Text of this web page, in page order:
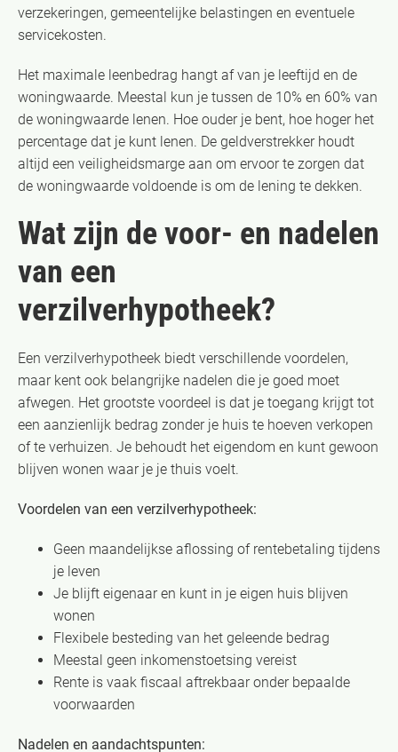
verzekeringen, gemeentelijke belastingen en eventuele
servicekosten.
Het maximale leenbedrag hangt af van je leeftijd en de
woningwaarde. Meestal kun je tussen de 10% en 60% van
de woningwaarde lenen. Hoe ouder je bent, hoe hoger het
percentage dat je kunt lenen. De geldverstrekker houdt
altijd een veiligheidsmarge aan om ervoor te zorgen dat
de woningwaarde voldoende is om de lening te dekken.
Wat zijn de voor- en nadelen
van een
verzilverhypotheek?
Een verzilverhypotheek biedt verschillende voordelen,
maar kent ook belangrijke nadelen die je goed moet
afwegen. Het grootste voordeel is dat je toegang krijgt tot
een aanzienlijk bedrag zonder je huis te hoeven verkopen
of te verhuizen. Je behoudt het eigendom en kunt gewoon
blijven wonen waar je je thuis voelt.
Voordelen van een verzilverhypotheek:
Geen maandelijkse aflossing of rentebetaling tijdens
je leven
Je blijft eigenaar en kunt in je eigen huis blijven
wonen
Flexibele besteding van het geleende bedrag
Meestal geen inkomenstoetsing vereist
Rente is vaak fiscaal aftrekbaar onder bepaalde
voorwaarden
Nadelen en aandachtspunten: